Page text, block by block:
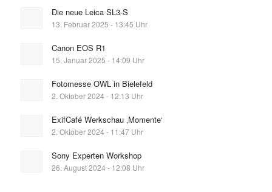
Die neue Leica SL3-S
13. Februar 2025 - 13:45 Uhr
Canon EOS R1
15. Januar 2025 - 14:09 Uhr
Fotomesse OWL in Bielefeld
2. Oktober 2024 - 12:13 Uhr
ExifCafé Werkschau ‚Momente‘
2. Oktober 2024 - 11:47 Uhr
Sony Experten Workshop
26. August 2024 - 12:08 Uhr